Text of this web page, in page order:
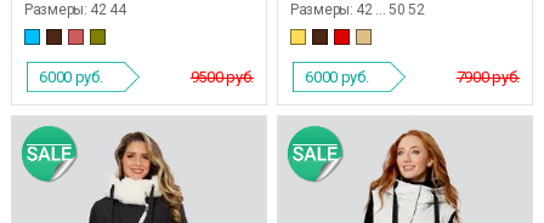
Размеры: 42 44
9500 руб.
6000 руб.
Размеры: 42 ... 50 52
7900 руб.
6000 руб.